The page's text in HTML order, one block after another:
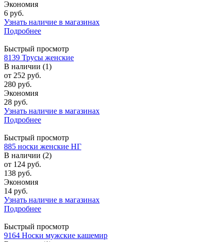
Экономия
6 руб.
Узнать наличие в магазинах
Подробнее
Быстрый просмотр
8139 Трусы женские
В наличии (1)
от 252 руб.
280 руб.
Экономия
28 руб.
Узнать наличие в магазинах
Подробнее
Быстрый просмотр
885 носки женские НГ
В наличии (2)
от 124 руб.
138 руб.
Экономия
14 руб.
Узнать наличие в магазинах
Подробнее
Быстрый просмотр
9164 Носки мужские кашемир